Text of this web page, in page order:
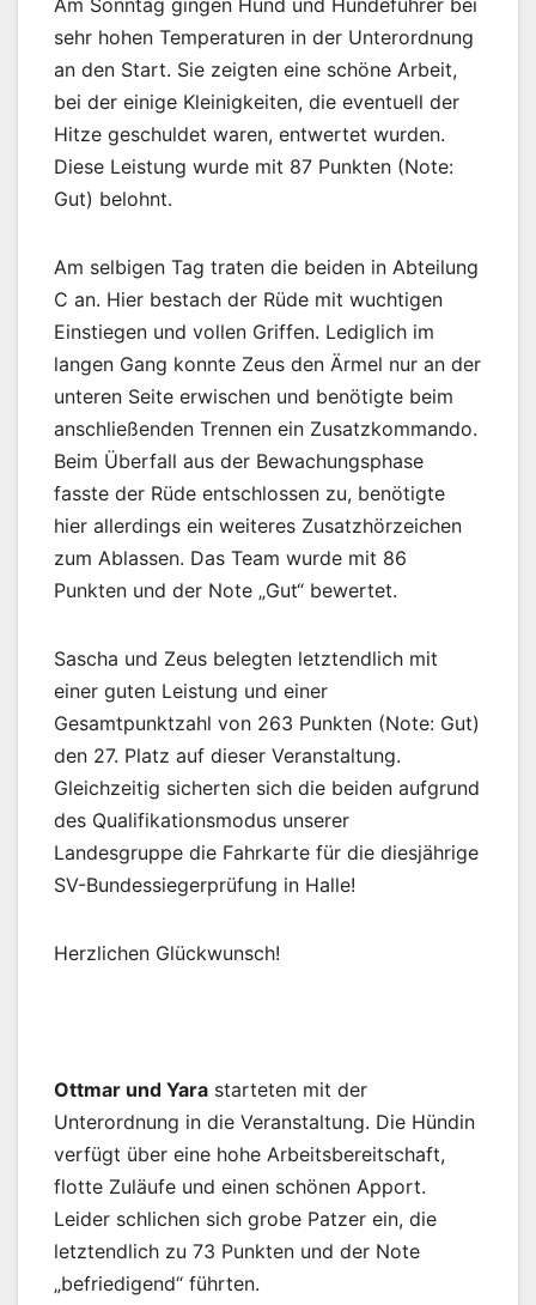
Am Sonntag gingen Hund und Hundeführer bei
sehr hohen Temperaturen in der Unterordnung
an den Start. Sie zeigten eine schöne Arbeit,
bei der einige Kleinigkeiten, die eventuell der
Hitze geschuldet waren, entwertet wurden.
Diese Leistung wurde mit 87 Punkten (Note:
Gut) belohnt.
Am selbigen Tag traten die beiden in Abteilung
C an. Hier bestach der Rüde mit wuchtigen
Einstiegen und vollen Griffen. Lediglich im
langen Gang konnte Zeus den Ärmel nur an der
unteren Seite erwischen und benötigte beim
anschließenden Trennen ein Zusatzkommando.
Beim Überfall aus der Bewachungsphase
fasste der Rüde entschlossen zu, benötigte
hier allerdings ein weiteres Zusatzhörzeichen
zum Ablassen. Das Team wurde mit 86
Punkten und der Note „Gut“ bewertet.
Sascha und Zeus belegten letztendlich mit
einer guten Leistung und einer
Gesamtpunktzahl von 263 Punkten (Note: Gut)
den 27. Platz auf dieser Veranstaltung.
Gleichzeitig sicherten sich die beiden aufgrund
des Qualifikationsmodus unserer
Landesgruppe die Fahrkarte für die diesjährige
SV-Bundessiegerprüfung in Halle!
Herzlichen Glückwunsch!
Ottmar und Yara starteten mit der
Unterordnung in die Veranstaltung. Die Hündin
verfügt über eine hohe Arbeitsbereitschaft,
flotte Zuläufe und einen schönen Apport.
Leider schlichen sich grobe Patzer ein, die
letztendlich zu 73 Punkten und der Note
„befriedigend“ führten.